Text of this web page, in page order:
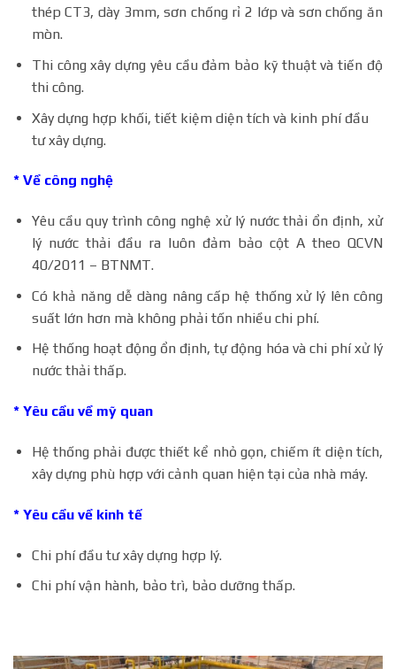
thép CT3, dày 3mm, sơn chống rỉ 2 lớp và sơn chống ăn
mòn.
Thi công xây dựng yêu cầu đảm bảo kỹ thuật và tiến độ
thi công.
Xây dựng hợp khối, tiết kiệm diện tích và kinh phí đầu
tư xây dựng.
* Về công nghệ
Yêu cầu quy trình công nghệ xử lý nước thải ổn định, xử
lý nước thải đầu ra luôn đảm bảo cột A theo QCVN
40/2011 – BTNMT.
Có khả năng dễ dàng nâng cấp hệ thống xử lý lên công
suất lớn hơn mà không phải tốn nhiều chi phí.
Hệ thống hoạt động ổn định, tự động hóa và chi phí xử lý
nước thải thấp.
* Yêu cầu về mỹ quan
Hệ thống phải được thiết kể nhỏ gọn, chiếm ít diện tích,
xây dựng phù hợp với cảnh quan hiện tại của nhà máy.
* Yêu cầu về kinh tế
Chi phí đầu tư xây dựng hợp lý.
Chi phí vận hành, bảo trì, bảo dưỡng thấp.